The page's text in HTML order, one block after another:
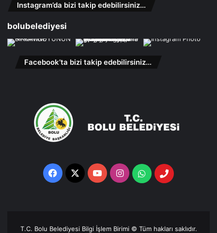
Instagram’da bizi takip edebilirsiniz…
bolubelediyesi
Facebook’ta bizi takip edebilirsiniz…
Facebook
X YouTubeInstagramWhatsappTelefon
T.C. Bolu Belediyesi Bilgi İşlem Birimi © Tüm hakları saklıdır.